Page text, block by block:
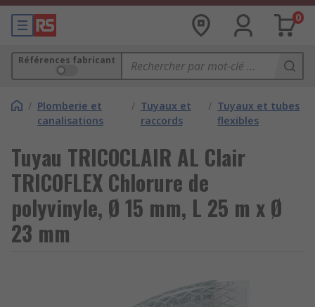
0
Références fabricant
/ Plomberie et
canalisations
/ Tuyaux et
raccords
/ Tuyaux et tubes
flexibles
Tuyau TRICOCLAIR AL Clair
TRICOFLEX Chlorure de
polyvinyle, Ø 15 mm, L 25 m x Ø
23 mm